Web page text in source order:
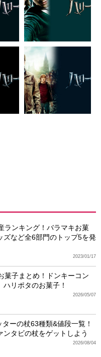
ランキング！バラマキお菓
ズなど全6部門のトップ5を発
2023/01/17
菓子まとめ！ドンキーコン
リポタのお菓子！
2026/05/07
ーの杖63種類&値段一覧！
ンタビの杖をゲットしよう
2026/08/04